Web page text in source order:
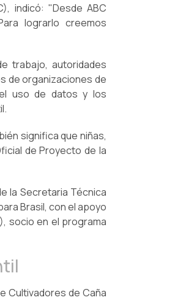
indicó: "Desde ABC
lograrlo creemos
trabajo, autoridades
de organizaciones de
uso de datos y los
significa que niñas,
de Proyecto de la
la Secretaria Técnica
Brasil, con el apoyo
socio en el programa
Cultivadores de Caña